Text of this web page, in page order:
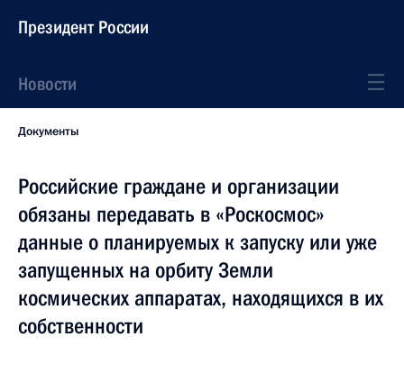
Президент России
Новости
Документы
Российские граждане и организации
обязаны передавать в «Роскосмос»
данные о планируемых к запуску или уже
запущенных на орбиту Земли
космических аппаратах, находящихся в их
собственности